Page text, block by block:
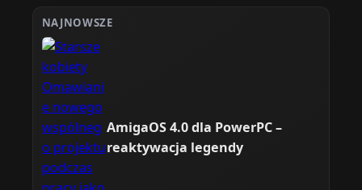
NAJNOWSZE
AmigaOS 4.0 dla PowerPC –
reaktywacja legendy